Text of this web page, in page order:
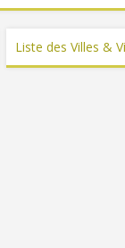
Liste des Villes &